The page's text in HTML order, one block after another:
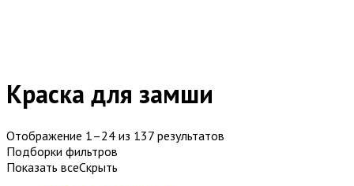
Краска для замши
Отображение 1–24 из 137 результатов
Подборки фильтров
Показать всеСкрыть